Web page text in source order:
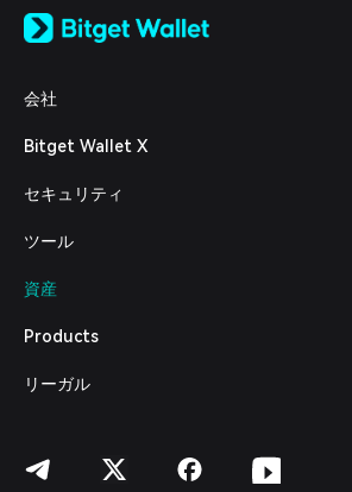
日本語
Español (Latinoamérica)
Italiano
Deutsch
繁體中文
Bahasa Indonesia
Español (Argentina)
会社
Bitget Wallet X
セキュリティ
ツール
資産
Products
リーガル